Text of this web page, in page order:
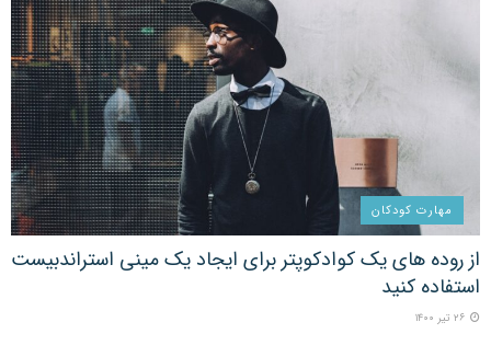
مهارت کودکان
از روده های یک کوادکوپتر برای ایجاد یک مینی استراندبیست
استفاده کنید